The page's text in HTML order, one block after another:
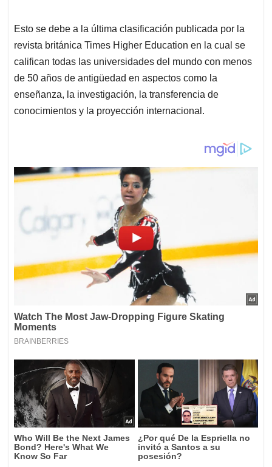
Esto se debe a la última clasificación publicada por la
revista británica Times Higher Education en la cual se
califican todas las universidades del mundo con menos
de 50 años de antigüedad en aspectos como la
enseñanza, la investigación, la transferencia de
conocimientos y la proyección internacional.